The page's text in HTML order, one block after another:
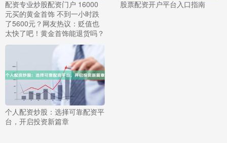
配资专业炒股配资门户 16000
元买的黄金首饰 不到一小时跌
了5600元？网友热议：贬值也
太快了吧！黄金首饰能退货吗？
股票配资开户平台入口指南
个人配资炒股：选择可靠配资平
台，开启投资新篇章